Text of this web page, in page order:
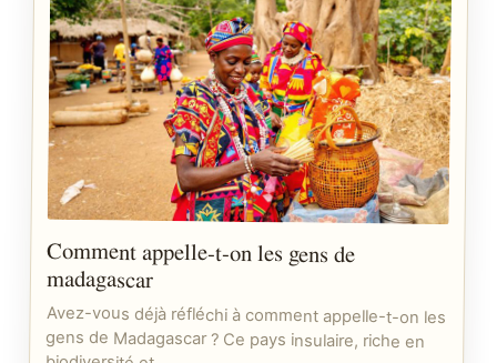
Comment appelle-t-on les gens de
madagascar
Avez-vous déjà réfléchi à comment appelle-t-on les
gens de Madagascar ? Ce pays insulaire, riche en